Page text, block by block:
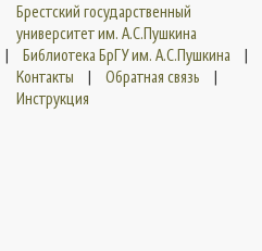
Брестский государственный
университет им. А.С.Пушкина
|
Библиотека БрГУ им. А.С.Пушкина
|
Контакты
| Обратная связь
|
Инструкция